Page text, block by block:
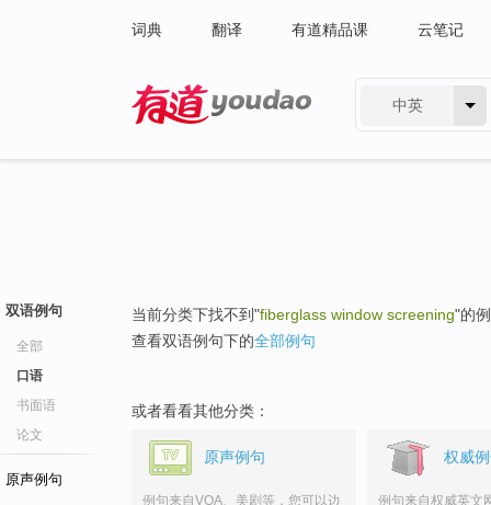
词典 翻译 有道精品课 云笔记
中英
双语例句
全部
口语
书面语
论文
原声例句
当前分类下找不到"fiberglass window screening"的
查看双语例句下的全部例句
或者看看其他分类：
原声例句
例句来自VOA、美剧等，您可以边
权威
例句来自权威英文